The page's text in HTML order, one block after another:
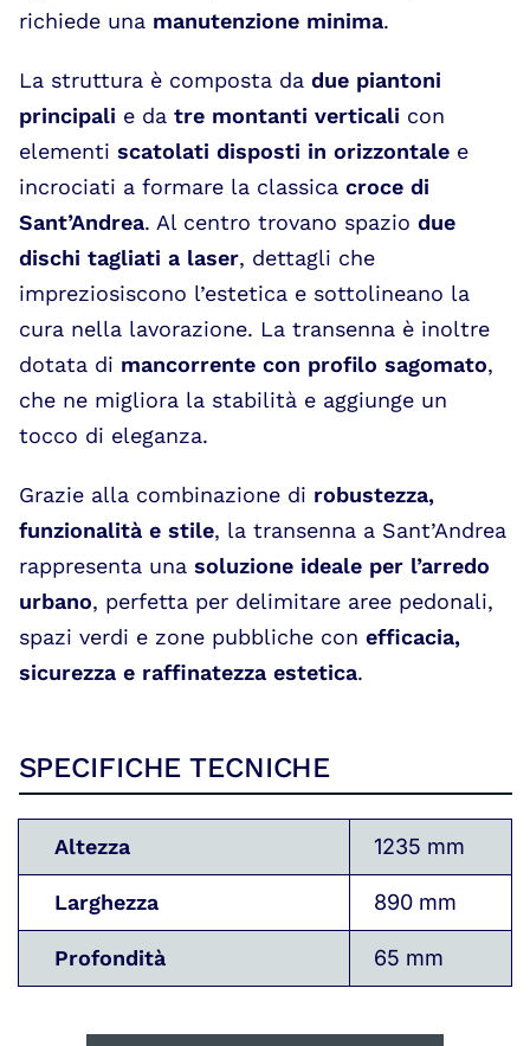
richiede una manutenzione minima.
La struttura è composta da due piantoni
principali e da tre montanti verticali con
elementi scatolati disposti in orizzontalee
incrociati a formare la classica croce di
Sant’Andrea. Al centro trovano spazio due
dischi tagliati a laser, dettagli che
impreziosiscono l’estetica e sottolineano la
cura nella lavorazione. La transenna è inoltre
dotata di mancorrente con profilo sagomato,
che ne migliora la stabilità e aggiunge un
tocco di eleganza.
Grazie alla combinazione di robustezza,
funzionalità e stile, la transenna a Sant’Andrea
rappresenta una soluzione ideale per l’arredo
urbano, perfetta per delimitare aree pedonali,
spazi verdi e zone pubbliche con efficacia,
sicurezza e raffinatezza estetica.
SPECIFICHE TECNICHE
Altezza 1235 mm
Larghezza 890 mm
Profondità 65 mm